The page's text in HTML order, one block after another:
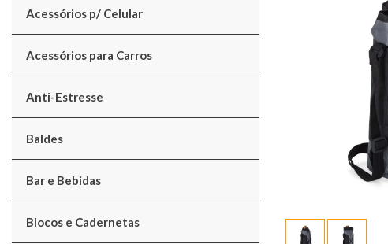
Acessórios p/ Celular
Acessórios para Carros
Anti-Estresse
Baldes
Bar e Bebidas
Blocos e Cadernetas